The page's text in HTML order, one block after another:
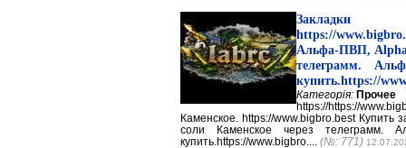
Закладки
https://
Альфа-ПВП, Alpha
телеграмм.
купить.https://
Категорія: Прочее
https://https://
Каменское. https://www.bigbro.best Купить
соли Каменское через телеграмм.
купить.https://www.bigbro.... (№: 771)